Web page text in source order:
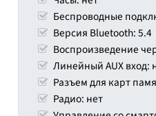
Беспроводные
Версия Bluetooth: 5.4
Воспроизведение
Линейный AUX вход:
Разъем для карт
Радио: нет